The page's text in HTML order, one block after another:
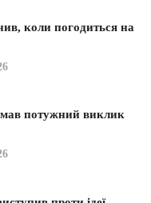
коли погодиться на
потужний виклик